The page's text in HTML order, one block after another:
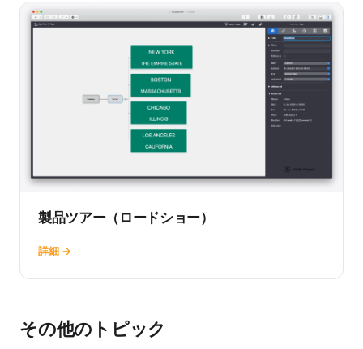
製品ツアー（ロードショー）
詳細 →
その他のトピック